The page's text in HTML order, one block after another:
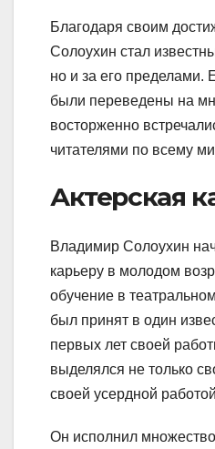
Благодаря своим
Солоухин стал
но и за его пределами.
были переведены на
восторженно
читателями по всему
Актерская
Владимир Солоухин
карьеру в молодом
обучение в
был принят в один
первых лет своей
выделялся не только
своей усердной
Он исполнил